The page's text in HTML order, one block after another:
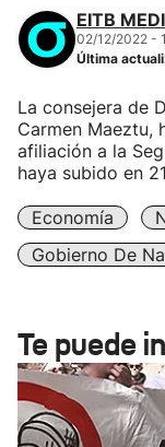
EITB
02/12/2022 -
Última
La consejera de
Carmen Maeztu,
afiliación a la
haya subido en
Economía
Gobierno De
Te puede